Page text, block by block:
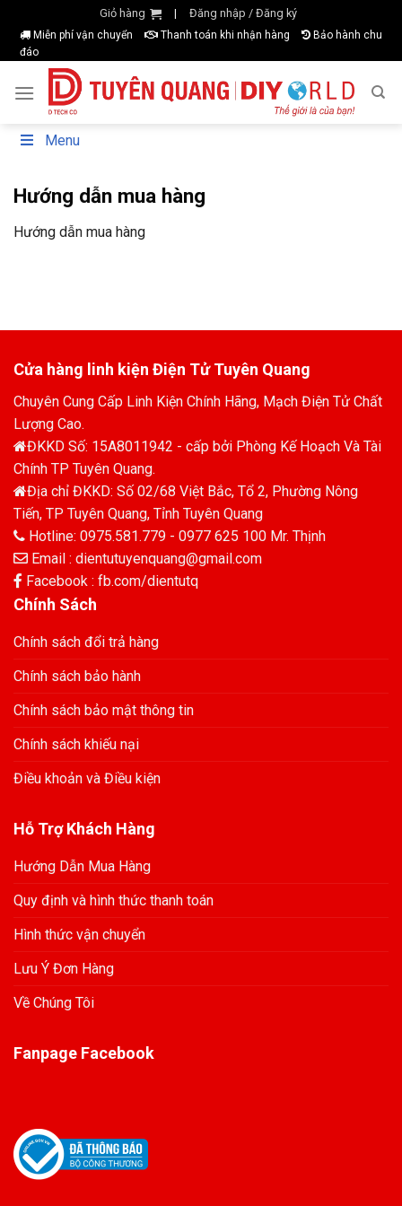
content
Giỏ hàng | Đăng nhập / Đăng ký
Miễn phí vận chuyển Thanh toán khi nhận hàng
Bảo hành chu
đáo
Menu
Hướng dẫn mua hàng
Hướng dẫn mua hàng
Cửa hàng linh kiện Điện Tử Tuyên Quang
Chuyên Cung Cấp Linh Kiện Chính Hãng, Mạch Điện Tử Chất
Lượng Cao.
ĐKKD Số: 15A8011942 - cấp bởi Phòng Kế Hoạch Và Tài
Chính TP Tuyên Quang.
Địa chỉ ĐKKD: Số 02/68 Việt Bắc, Tổ 2, Phường Nông
Tiến, TP Tuyên Quang, Tỉnh Tuyên Quang
Hotline: 0975.581.779 - 0977 625 100 Mr. Thịnh
Email : dientutuyenquang@gmail.com
Facebook : fb.com/dientutq
Chính Sách
Chính sách đổi trả hàng
Chính sách bảo hành
Chính sách bảo mật thông tin
Chính sách khiếu nại
Điều khoản và Điều kiện
Hỗ Trợ Khách Hàng
Hướng Dẫn Mua Hàng
Quy định và hình thức thanh toán
Hình thức vận chuyển
Lưu Ý Đơn Hàng
Về Chúng Tôi
Fanpage Facebook